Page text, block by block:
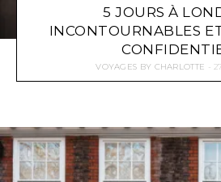
5 JOURS À
INCONTOURNABLES
VOYAGES BY CHARLOTTE